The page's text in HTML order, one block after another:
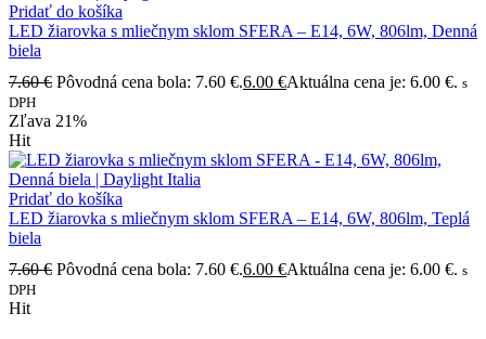
Pridať do košíka
LED žiarovka s mliečnym sklom SFERA – E14, 6W, 806lm, Denná
biela
7.60€ Pôvodná cena bola: 7.60 €.6.00 €Aktuálna cena je: 6.00 €. s
DPH
Zľava 21%
Hit
Pridať do košíka
LED žiarovka s mliečnym sklom SFERA – E14, 6W, 806lm, Teplá
biela
7.60€ Pôvodná cena bola: 7.60 €.6.00 €Aktuálna cena je: 6.00 €. s
DPH
Hit